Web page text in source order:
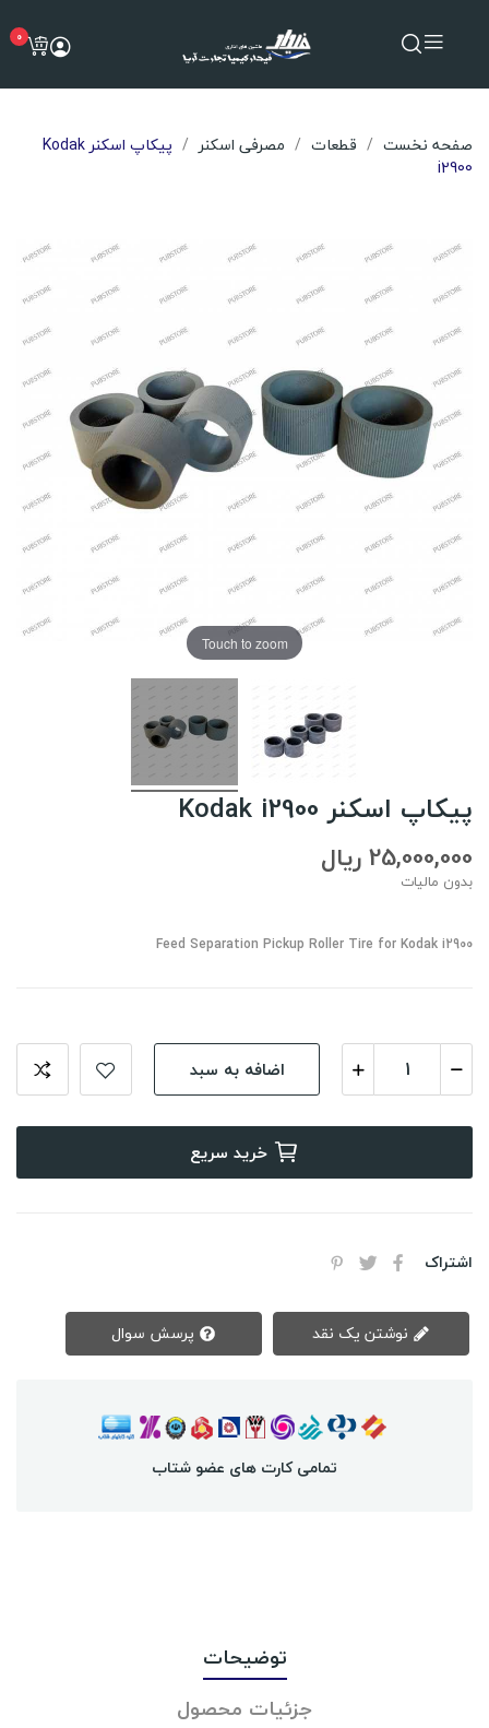
0
صفحه نخست قطعات مصرفی اسکنر
پیکاپ اسکنر Kodak
i2900
Touch to zoom
پیکاپ اسکنر Kodak i2900
25,000,000 ریال
بدون مالیات
Feed Separation Pickup Roller Tire for Kodak i2900
اضافه به سبد
خرید سریع
اشتراک
تمامی کارت های عضو شتاب
توضیحات
جزئیات محصول